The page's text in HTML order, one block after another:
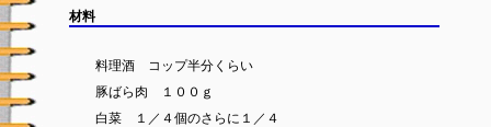
材料
料理酒 コップ半分くらい
豚ばら肉 １００ｇ
白菜 １／４個のさらに１／４